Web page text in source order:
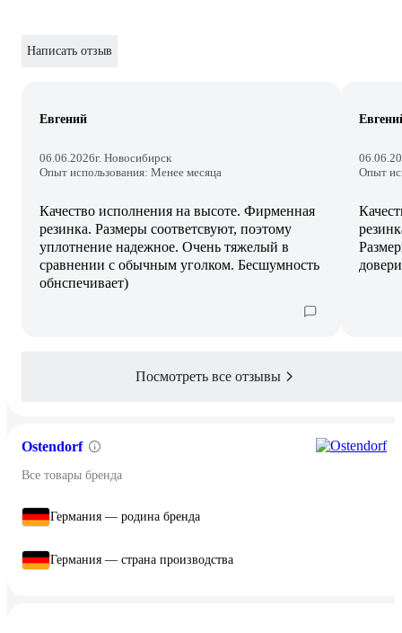
Написать отзыв
Евгений
06.06.2026г. Новосибирск
Опыт использования: Менее месяца
Качество исполнения на высоте. Фирменная
резинка. Размеры соответсвуют, поэтому
уплотнение надежное. Очень тяжелый в
сравнении с обычным уголком. Бесшумность
обнспечивает)
Опыт
Посмотреть все отзывы
Ostendorf
Все товары бренда
Германия — родина бренда
Германия — страна производства